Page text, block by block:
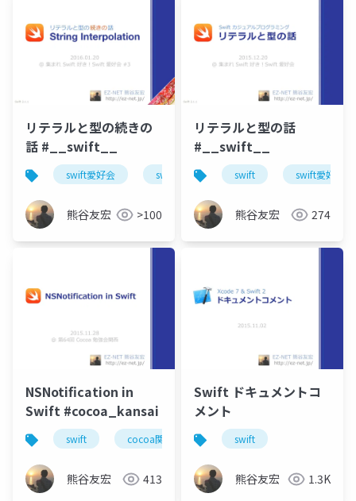
リテラルと型の続きの
話 #__swift__
swift愛好会 swift リテラル
熊谷友宏 >100
リテラルと型の話
#__swift__
swift swift愛好会
熊谷友宏 274
NSNotification in
Swift #cocoa_kansai
swift cocoa関西
熊谷友宏 413
Swift ドキュメントコ
メント
swift
熊谷友宏 1.3K